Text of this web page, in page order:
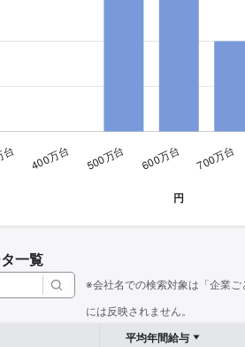
一覧
※会社名での検索対象は「企業
には反映されません。
平均年間給与